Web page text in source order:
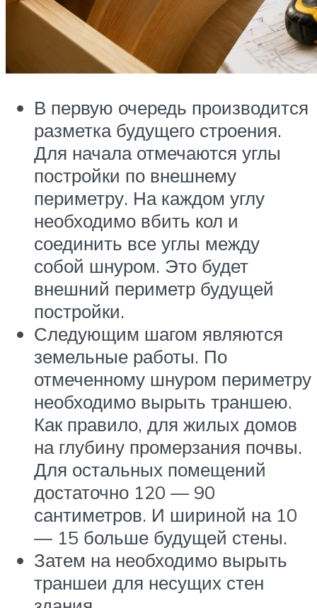
В первую очередь производится
разметка будущего строения.
Для начала отмечаются углы
постройки по внешнему
периметру. На каждом углу
необходимо вбить кол и
соединить все углы между
собой шнуром. Это будет
внешний периметр будущей
постройки.
Следующим шагом являются
земельные работы. По
отмеченному шнуром периметру
необходимо вырыть траншею.
Как правило, для жилых домов
на глубину промерзания почвы.
Для остальных помещений
достаточно 120 — 90
сантиметров. И шириной на 10
— 15 больше будущей стены.
Затем на необходимо вырыть
траншеи для несущих стен